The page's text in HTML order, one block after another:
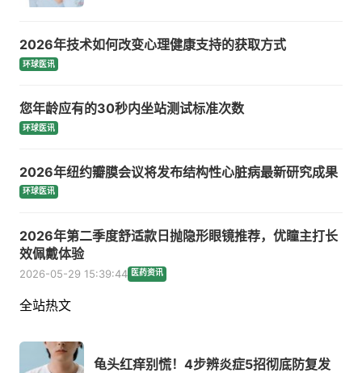
2026年技术如何改变心理健康支持的获取方式
环球医讯
您年龄应有的30秒内坐站测试标准次数
环球医讯
2026年纽约瓣膜会议将发布结构性心脏病最新研究成果
环球医讯
2026年第二季度舒适款日抛隐形眼镜推荐，优瞳主打长
效佩戴体验
2026-05-29 15:39:44 医药资讯
全站热文
龟头红痒别慌！4步辨炎症5招彻底防复发